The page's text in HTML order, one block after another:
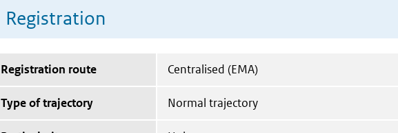
Registration
Registration route Centralised (EMA)
Type of trajectory Normal trajectory